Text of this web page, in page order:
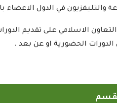
الاسلامي على تقديم
الحضورية او عن بعد .